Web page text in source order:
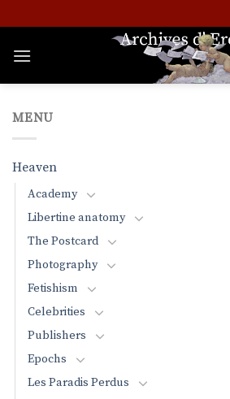
to
content
MENU
Heaven
Academy
Libertine anatomy
The Postcard
Photography
Fetishism
Celebrities
Publishers
Epochs
Les Paradis Perdus